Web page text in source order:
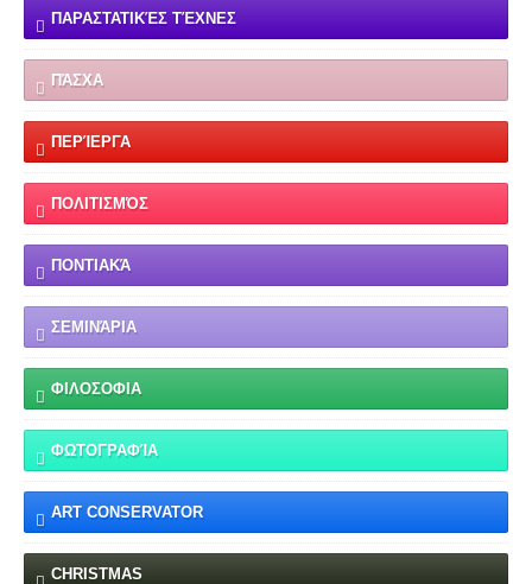
ΠΑΡΑΣΤΑΤΙΚΈΣ ΤΈΧΝΕΣ
ΠΆΣΧΑ
ΠΕΡΊΕΡΓΑ
ΠΟΛΙΤΙΣΜΌΣ
ΠΟΝΤΙΑΚΆ
ΣΕΜΙΝΆΡΙΑ
ΦΙΛΟΣΟΦΙΑ
ΦΩΤΟΓΡΑΦΊΑ
ART CONSERVATOR
CHRISTMAS